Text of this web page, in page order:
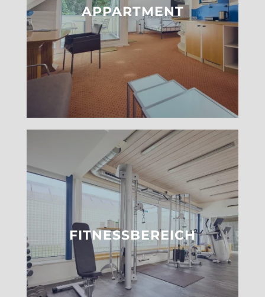
APPARTMENT
FITNESSBEREICH